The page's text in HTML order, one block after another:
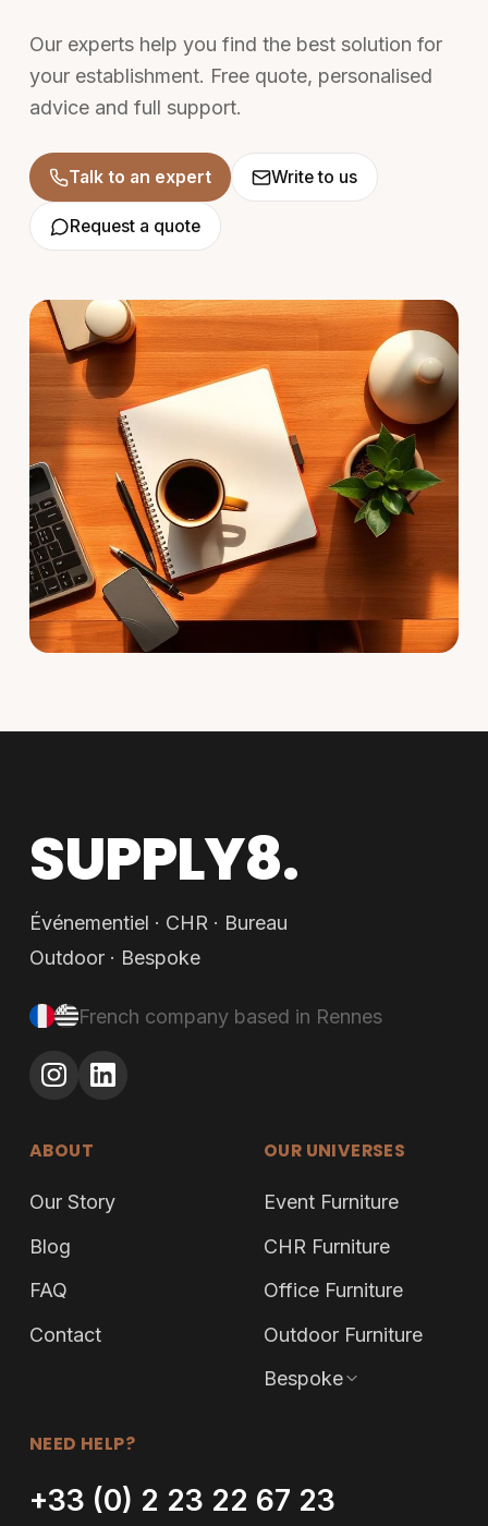
Our experts help you find the best solution for
your establishment. Free quote, personalised
advice and full support.
Talk to an expert Write to us
Request a quote
SUPPLY8.
Événementiel · CHR · Bureau
Outdoor · Bespoke
French company based in Rennes
ABOUT
Our Story
Blog
FAQ
Contact
OUR UNIVERSES
Event Furniture
CHR Furniture
Office Furniture
Outdoor Furniture
Bespoke
NEED HELP?
+33 (0) 2 23 22 67 23